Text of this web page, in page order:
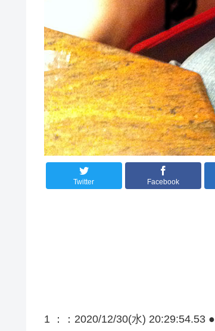
Twitter Facebook
1 ： ：2020/12/30(水) 20:29:54.53 ●